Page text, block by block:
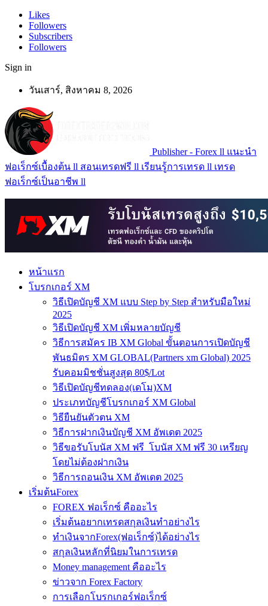
Likes
Followers
Subscribers
Followers
Sign in
วันเสาร์, สิงหาคม 8, 2026
Publisher - Forex ll แนะนำ
ฟอเร็กซ์เบื้องต้น ll สอนเทรดฟรี ll เรียนรู้การเทรด ll เทรด
ฟอเร็กซ์เป็นอาชีพ ll
หน้าแรก
โบรกเกอร์ XM
วิธีเปิดบัญชี XM แบบ Step by Step สำหรับมือใหม่
2025
วิธีเปิดบัญชี XM เพิ่มหลายบัญชี
วิธีการสมัคร IB XM Global ขั้นตอนการเปิดบัญชี
พันธมิตร XM GLOBAL(Partners xm Global) 2025
รับคอมมิชชั่นสูงสุด 80$/Lot
วิธีเปิดบัญชีทดลอง(เดโม)XM
ประเภทบัญชีโบรกเกอร์ XM Global
วิธียืนยันตัวตน XM
วิธีการฝากเงินบัญชี XM อัพเดต 2025
วิธีขอรับโบนัส XM ฟรี โบนัส XM ฟรี 30 เหรียญ
โดยไม่ต้องฝากเงิน
วิธีการถอนเงิน XM อัพเดต 2025
เริ่มต้นForex
FOREX ฟอเร็กซ์ คืออะไร
เริ่มต้นอยากเทรดสกุลเงินทำอย่างไร
ทำเงินจากForex(ฟอเร็กซ์)ได้อย่างไร
สกุลเงินหลักที่นิยมในการเทรด
Money management คืออะไร
ข่าวจาก Forex Factory
การเลือกโบรกเกอร์ฟอเร็กซ์